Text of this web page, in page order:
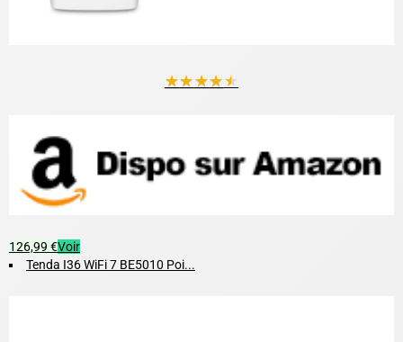
★★★★★
126,99 €Voir
Tenda I36 WiFi 7 BE5010 Poi...